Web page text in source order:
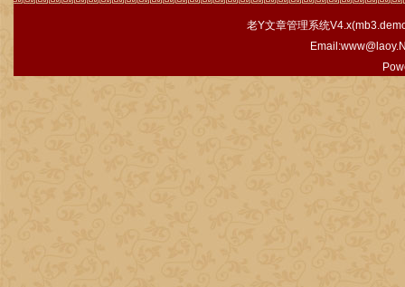
老Y文章管理系统V4.x(